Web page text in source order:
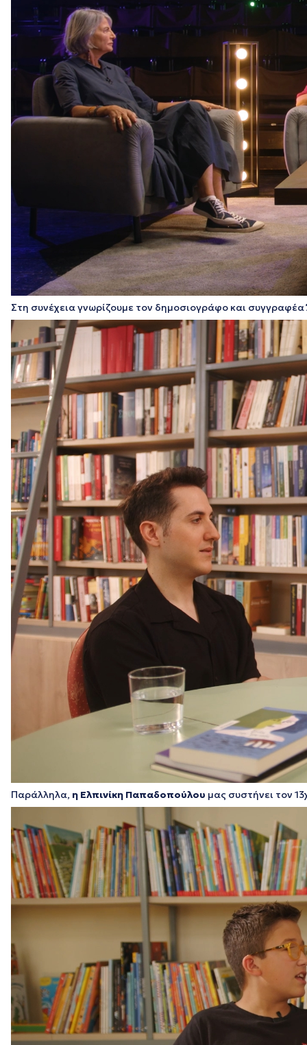
Στη συνέχεια γνωρίζουμε τον δημοσιογράφο και συγγραφέα
Παράλληλα, η Ελπινίκη Παπαδοπούλου μας συστήνει τον